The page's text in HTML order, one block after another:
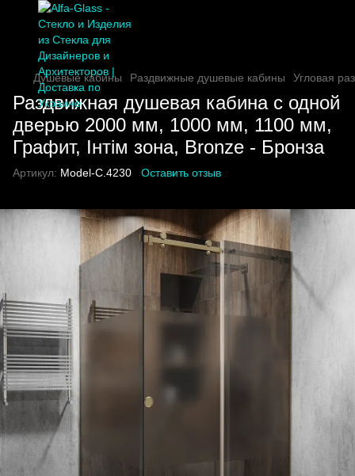
Душевые кабины Раздвижные душевые кабины Угловая
Раздвижная душевая кабина с одной
дверью 2000 мм, 1000 мм, 1100 мм,
Графит, Інтім зона, Bronze - Бронза
Артикул: Model-C.4230 Оставить отзыв